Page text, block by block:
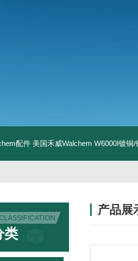
配件 美国禾威Walchem W6000I镀铜
类
产品展